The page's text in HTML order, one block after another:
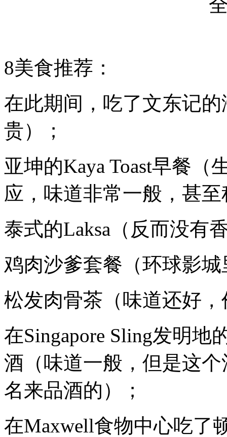
8美食推荐：
在此期间，吃了文东记
贵）；
亚坤的Kaya Toast早餐
应，味道非常一般，甚
泰式的Laksa（反而没有
鸡肉沙爹套餐（环球影
松发肉骨茶（味道还好
在Singapore Sling发明地
酒（味道一般，但是这
名来品酒的）；
在Maxwell食物中心吃了